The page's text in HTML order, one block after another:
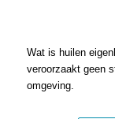
Wat is huilen
veroorzaakt geen
omgeving.